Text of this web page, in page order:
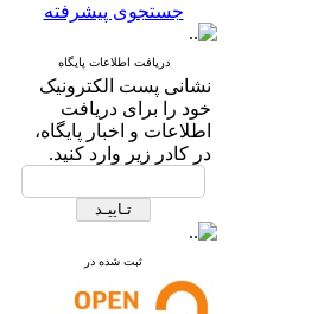
جستجوی پیشرفته
دریافت اطلاعات پایگاه
نشانی پست الکترونیک
خود را برای دریافت
اطلاعات و اخبار پایگاه،
در کادر زیر وارد کنید.
ثبت شده در